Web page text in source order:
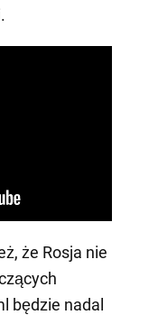
że Rosja nie
będzie nadal